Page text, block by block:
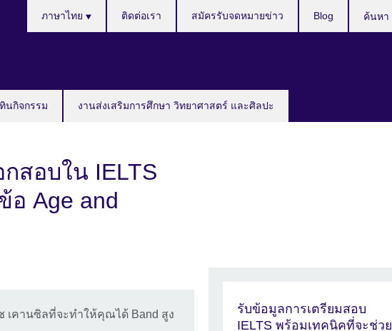
นกิจกรรม งานส่งเสริมการศึกษา วิทยาศาสตร์ และศิลปะ
Languages
ภาษาไทย ติดต่อเรา สมัครรับจดหมายข่าว Blog
สอบใน IELTS
อ Age and
เคานซิลที่จะทำให้คุณได้ Band สูง
รับข้อมูลการเตรียมสอบ
IELTS พร้อมเทคนิคที่จะช่วย